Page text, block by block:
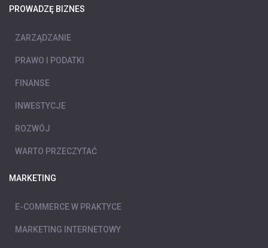
PROWADZĘ BIZNES
ZARZĄDZANIE
PRAWO I PODATKI
FINANSE
INWESTYCJE
ROZWÓJ
WARTO PRZECZYTAĆ
MARKETING
E-COMMERCE W PRAKTYCE
MARKETING INTERNETOWY